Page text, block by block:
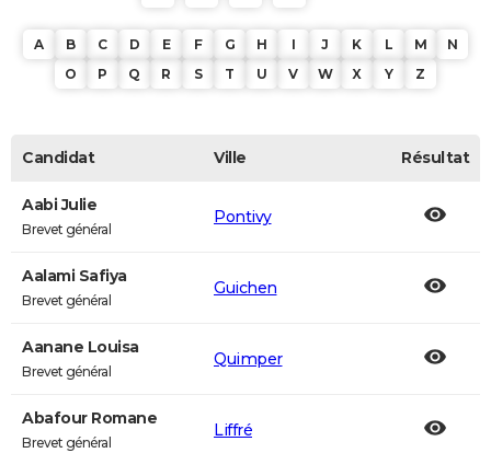
A B C D E F G H I J K L M
N
O
P Q R S T U V W X Y Z
Candidat Ville Résultat
Aabi Julie
Brevet général
Pontivy
Aalami Safiya
Brevet général
Guichen
Aanane Louisa
Brevet général
Quimper
Abafour Romane
Brevet général
Liffré